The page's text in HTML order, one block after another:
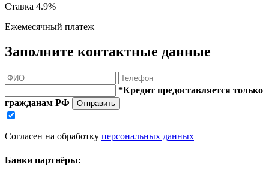
Ставка 4.9%
Ежемесячный платеж
Заполните контактные данные
*Кредит предоставляется только
гражданам РФ
Отправить
Согласен на обработку персональных данных
Банки партнёры: